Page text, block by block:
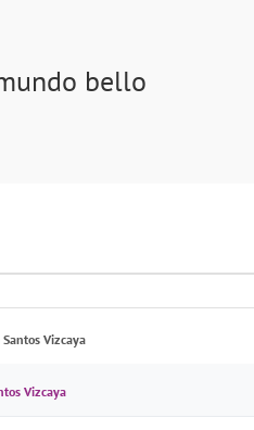
bello
Santos Vizcaya
Vizcaya